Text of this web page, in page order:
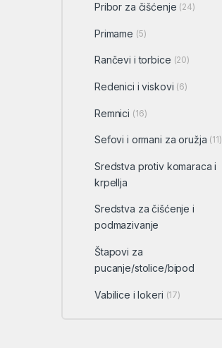
Pribor za čišćenje (24)
Primame (5)
Rančevi i torbice (20)
Redenici i viskovi (6)
Remnici (16)
Sefovi i ormani za oružja (11)
Sredstva protiv komaraca i
krpellja
Sredstva za čišćenje i
podmazivanje
Štapovi za
pucanje/stolice/bipod
Vabilice i lokeri (17)